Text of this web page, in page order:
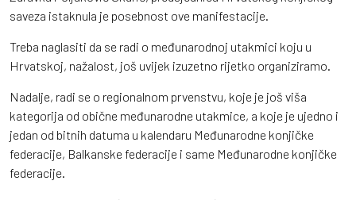
saveza istaknula je posebnost ove manifestacije.
Treba naglasiti da se radi o međunarodnoj utakmici koju u
Hrvatskoj, nažalost, još uvijek izuzetno rijetko organiziramo.
Nadalje, radi se o regionalnom prvenstvu, koje je još viša
kategorija od obične međunarodne utakmice, a koje je ujedno i
jedan od bitnih datuma u kalendaru Međunarodne konjičke
federacije, Balkanske federacije i same Međunarodne konjičke
federacije.